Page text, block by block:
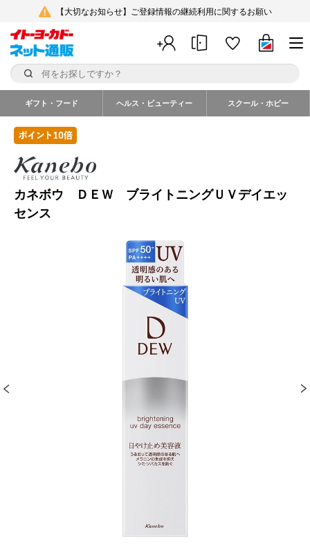
【大切なお知らせ】ご登録情報の継続利用に関するお願い
ギフト・フード ヘルス・ビューティー スクール・ホビー
カネボウ ＤＥＷ ブライトニングＵＶデイエッ
センス